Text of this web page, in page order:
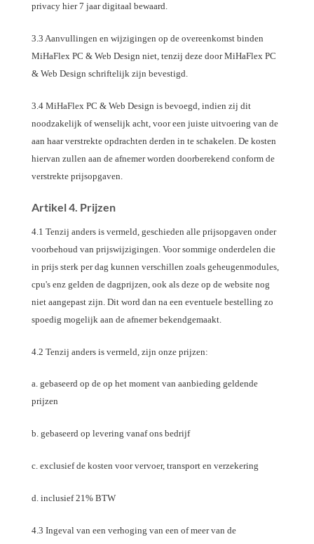
privacy hier 7 jaar digitaal bewaard.
3.3 Aanvullingen en wijzigingen op de overeenkomst binden
MiHaFlex PC & Web Design niet, tenzij deze door MiHaFlex PC
& Web Design schriftelijk zijn bevestigd.
3.4 MiHaFlex PC & Web Design is bevoegd, indien zij dit
noodzakelijk of wenselijk acht, voor een juiste uitvoering van de
aan haar verstrekte opdrachten derden in te schakelen. De kosten
hiervan zullen aan de afnemer worden doorberekend conform de
verstrekte prijsopgaven.
Artikel 4. Prijzen
4.1 Tenzij anders is vermeld, geschieden alle prijsopgaven onder
voorbehoud van prijswijzigingen. Voor sommige onderdelen die
in prijs sterk per dag kunnen verschillen zoals geheugenmodules,
cpu's enz gelden de dagprijzen, ook als deze op de website nog
niet aangepast zijn. Dit word dan na een eventuele bestelling zo
spoedig mogelijk aan de afnemer bekendgemaakt.
4.2 Tenzij anders is vermeld, zijn onze prijzen:
a. gebaseerd op de op het moment van aanbieding geldende
prijzen
b. gebaseerd op levering vanaf ons bedrijf
c. exclusief de kosten voor vervoer, transport en verzekering
d. inclusief 21% BTW
4.3 Ingeval van een verhoging van een of meer van de